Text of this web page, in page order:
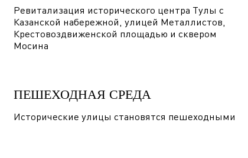
Ревитализация исторического центра Тулы с
Казанской набережной, улицей Металлистов,
Крестовоздвиженской площадью и сквером
Мосина
ПЕШЕХОДНАЯ СРЕДА
Исторические улицы становятся пешеходными